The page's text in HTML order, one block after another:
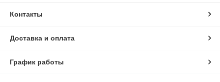
Контакты
Доставка и оплата
График работы